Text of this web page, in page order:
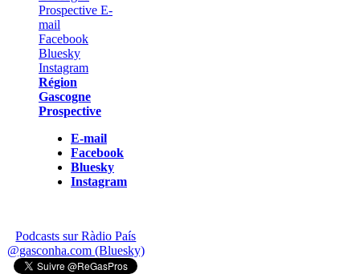
Région
Gascogne
Prospective
E-mail
Facebook
Bluesky
Instagram
Podcasts sur Ràdio País
@gasconha.com (Bluesky)